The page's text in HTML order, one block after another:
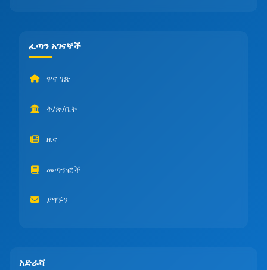
ፈጣን አገናኞች
ዋና ገጽ
ቅ/ጽ/ቤት
ዜና
መጣጥፎች
ያግኙን
አድራሻ